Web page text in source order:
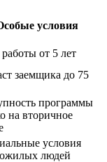
условия
от 5 лет
заемщика до 75
программы
на вторичное
условия
людей